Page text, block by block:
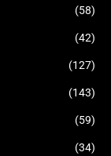
(58)
(42)
(127)
(143)
(59)
(34)